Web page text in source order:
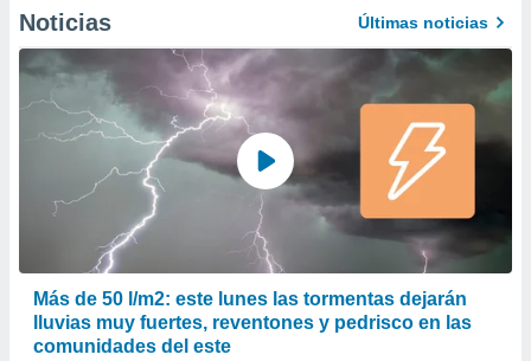
crear un
uso de
contenido
medir el
de
de
Noticias Últimas noticias
Más de 50 l/m2: este lunes las tormentas dejarán
lluvias muy fuertes, reventones y pedrisco en las
comunidades del este